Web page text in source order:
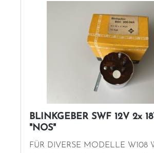
BLINKGEBER SWF 12V 2x
"NOS"
FÜR DIVERSE MODELLE W108